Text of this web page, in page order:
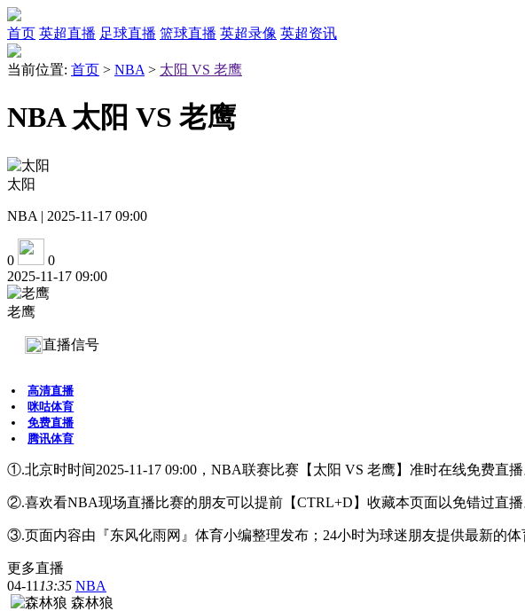
首页 英超直播 足球直播 篮球直播 英超录像 英超资讯
当前位置: 首页 > NBA > 太阳 VS 老鹰
NBA 太阳 VS 老鹰
太阳
NBA | 2025-11-17 09:00
0
0
2025-11-17 09:00
老鹰
直播信号
高清直播
咪咕体育
免费直播
腾讯体育
①.北京时时间2025-11-17 09:00，NBA联赛比赛【太阳 VS 老鹰】准时在线免费直播
②.喜欢看NBA现场直播比赛的朋友可以提前【CTRL+D】收藏本页面以免错过直
③.页面内容由『东风化雨网』体育小编整理发布；24小时为球迷朋友提供最新的体
更多直播
04-11 13:35 NBA
森林狼